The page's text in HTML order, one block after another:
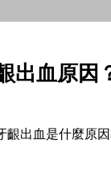
出血原因
齦出血是什麼原